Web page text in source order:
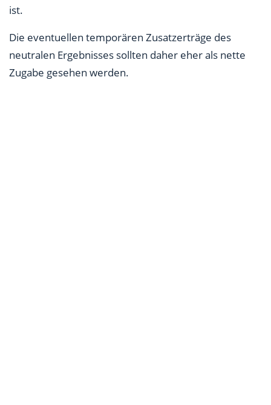
ist.
Die eventuellen temporären Zusatzerträge des
neutralen Ergebnisses sollten daher eher als nette
Zugabe gesehen werden.